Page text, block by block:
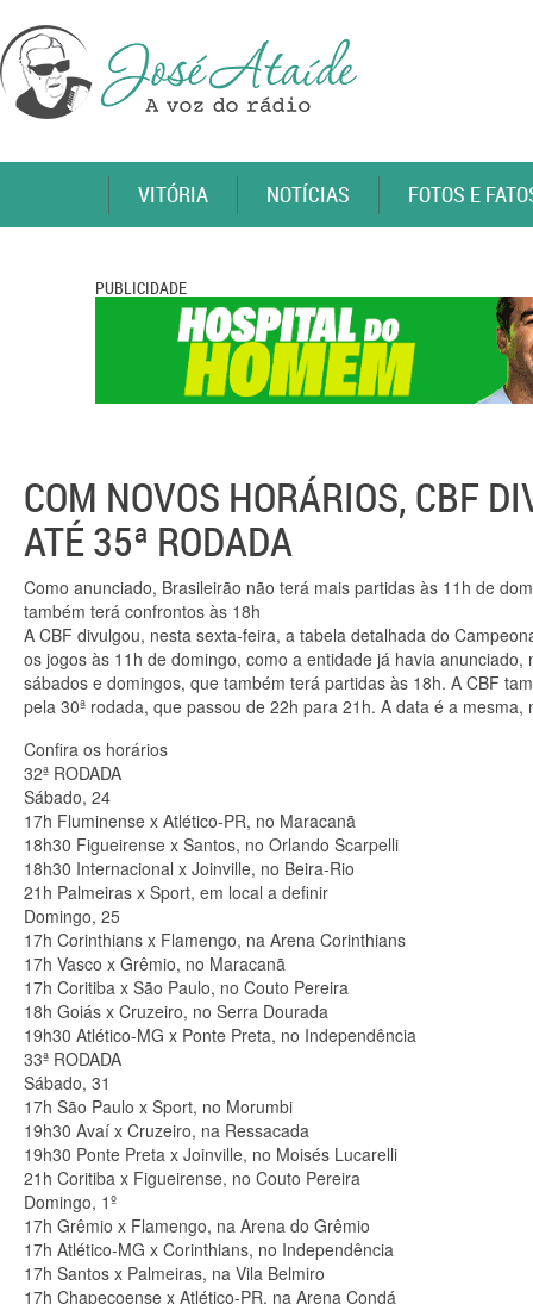
VITÓRIA NOTÍCIAS FOTOS E
PUBLICIDADE
COM NOVOS HORÁRIOS, CBF
ATÉ 35ª RODADA
Como anunciado, Brasileirão não terá mais partidas às 11h de
também terá confrontos às 18h
A CBF divulgou, nesta sexta-feira, a tabela detalhada do
os jogos às 11h de domingo, como a entidade já havia
sábados e domingos, que também terá partidas às 18h. A CBF
pela 30ª rodada, que passou de 22h para 21h. A data é a
Confira os horários
32ª RODADA
Sábado, 24
17h Fluminense x Atlético-PR, no Maracanã
18h30 Figueirense x Santos, no Orlando Scarpelli
18h30 Internacional x Joinville, no Beira-Rio
21h Palmeiras x Sport, em local a definir
Domingo, 25
17h Corinthians x Flamengo, na Arena Corinthians
17h Vasco x Grêmio, no Maracanã
17h Coritiba x São Paulo, no Couto Pereira
18h Goiás x Cruzeiro, no Serra Dourada
19h30 Atlético-MG x Ponte Preta, no Independência
33ª RODADA
Sábado, 31
17h São Paulo x Sport, no Morumbi
19h30 Avaí x Cruzeiro, na Ressacada
19h30 Ponte Preta x Joinville, no Moisés Lucarelli
21h Coritiba x Figueirense, no Couto Pereira
Domingo, 1º
17h Grêmio x Flamengo, na Arena do Grêmio
17h Atlético-MG x Corinthians, no Independência
17h Santos x Palmeiras, na Vila Belmiro
17h Chapecoense x Atlético-PR, na Arena Condá